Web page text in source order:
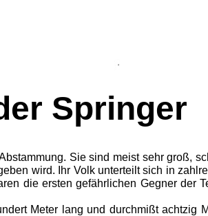
Springer
Sie sind meist sehr groß,
wird. Ihr Volk unterteilt sich in
die ersten gefährlichen Gegner der
Meter lang und durchmißt achtzig